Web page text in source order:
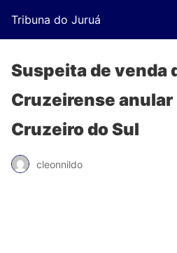
Tribuna do Juruá
Suspeita de venda
Cruzeirense
Cruzeiro do Sul
cleonnildo